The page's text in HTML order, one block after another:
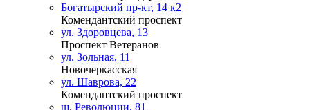
Богатырский пр-кт, 14 к2
Комендантский проспект
ул. Здоровцева, 13
Проспект Ветеранов
ул. Зольная, 11
Новочеркасская
ул. Шаврова, 22
Комендантский проспект
ш. Революции, 81